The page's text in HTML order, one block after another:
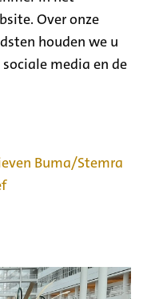
Over onze
houden we u
media en de
Buma/Stemra